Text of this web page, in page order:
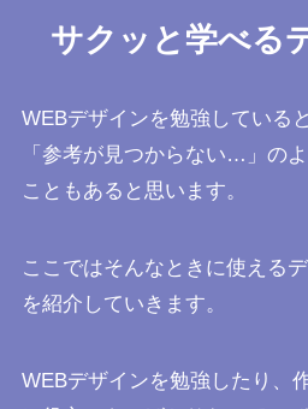
サクッと学べる
WEBデザインを勉強している
「参考が見つからない…」の
こともあると思います。
ここではそんなときに使える
を紹介していきます。
WEBデザインを勉強したり、